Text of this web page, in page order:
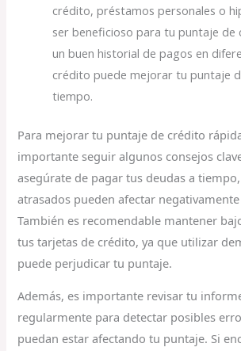
crédito, préstamos personales o
ser beneficioso para tu puntaje de
un buen historial de pagos en
crédito puede mejorar tu puntaje
tiempo.
Para mejorar tu puntaje de crédito
importante seguir algunos consejos
asegúrate de pagar tus deudas a
atrasados pueden afectar
También es recomendable mantener
tus tarjetas de crédito, ya que utilizar
puede perjudicar tu puntaje.
Además, es importante revisar tu
regularmente para detectar posibles
puedan estar afectando tu puntaje. Si